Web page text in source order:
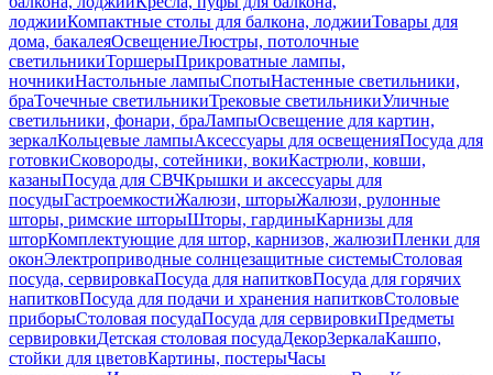
лоджииКомпактные столы для балкона, лоджииТовары для
дома, бакалеяОсвещениеЛюстры, потолочные
светильникиТоршерыПрикроватные лампы,
ночникиНастольные лампыСпотыНастенные светильники,
браТочечные светильникиТрековые светильникиУличные
светильники, фонари, браЛампыОсвещение для картин,
зеркалКольцевые лампыАксессуары для освещенияПосуда для
готовкиСковороды, сотейники, вокиКастрюли, ковши,
казаныПосуда для СВЧКрышки и аксессуары для
посудыГастроемкостиЖалюзи, шторыЖалюзи, рулонные
шторы, римские шторыШторы, гардиныКарнизы для
шторКомплектующие для штор, карнизов, жалюзиПленки для
оконЭлектроприводные солнцезащитные системыСтоловая
посуда, сервировкаПосуда для напитковПосуда для горячих
напитковПосуда для подачи и хранения напитковСтоловые
приборыСтоловая посудаПосуда для сервировкиПредметы
сервировкиДетская столовая посудаДекорЗеркалаКашпо,
стойки для цветовКартины, постерыЧасы